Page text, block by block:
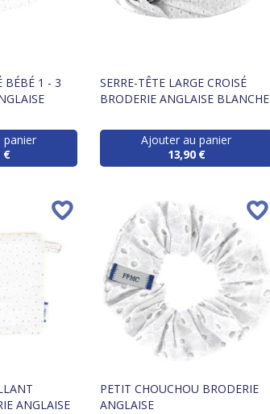
BÉBÉ 1 - 3
panier
€
SERRE-TÊTE LARGE CROISÉ
BRODERIE ANGLAISE BLANCHE
Ajouter au panier
13,90 €
ANGLAISE
PETIT CHOUCHOU BRODERIE
ANGLAISE